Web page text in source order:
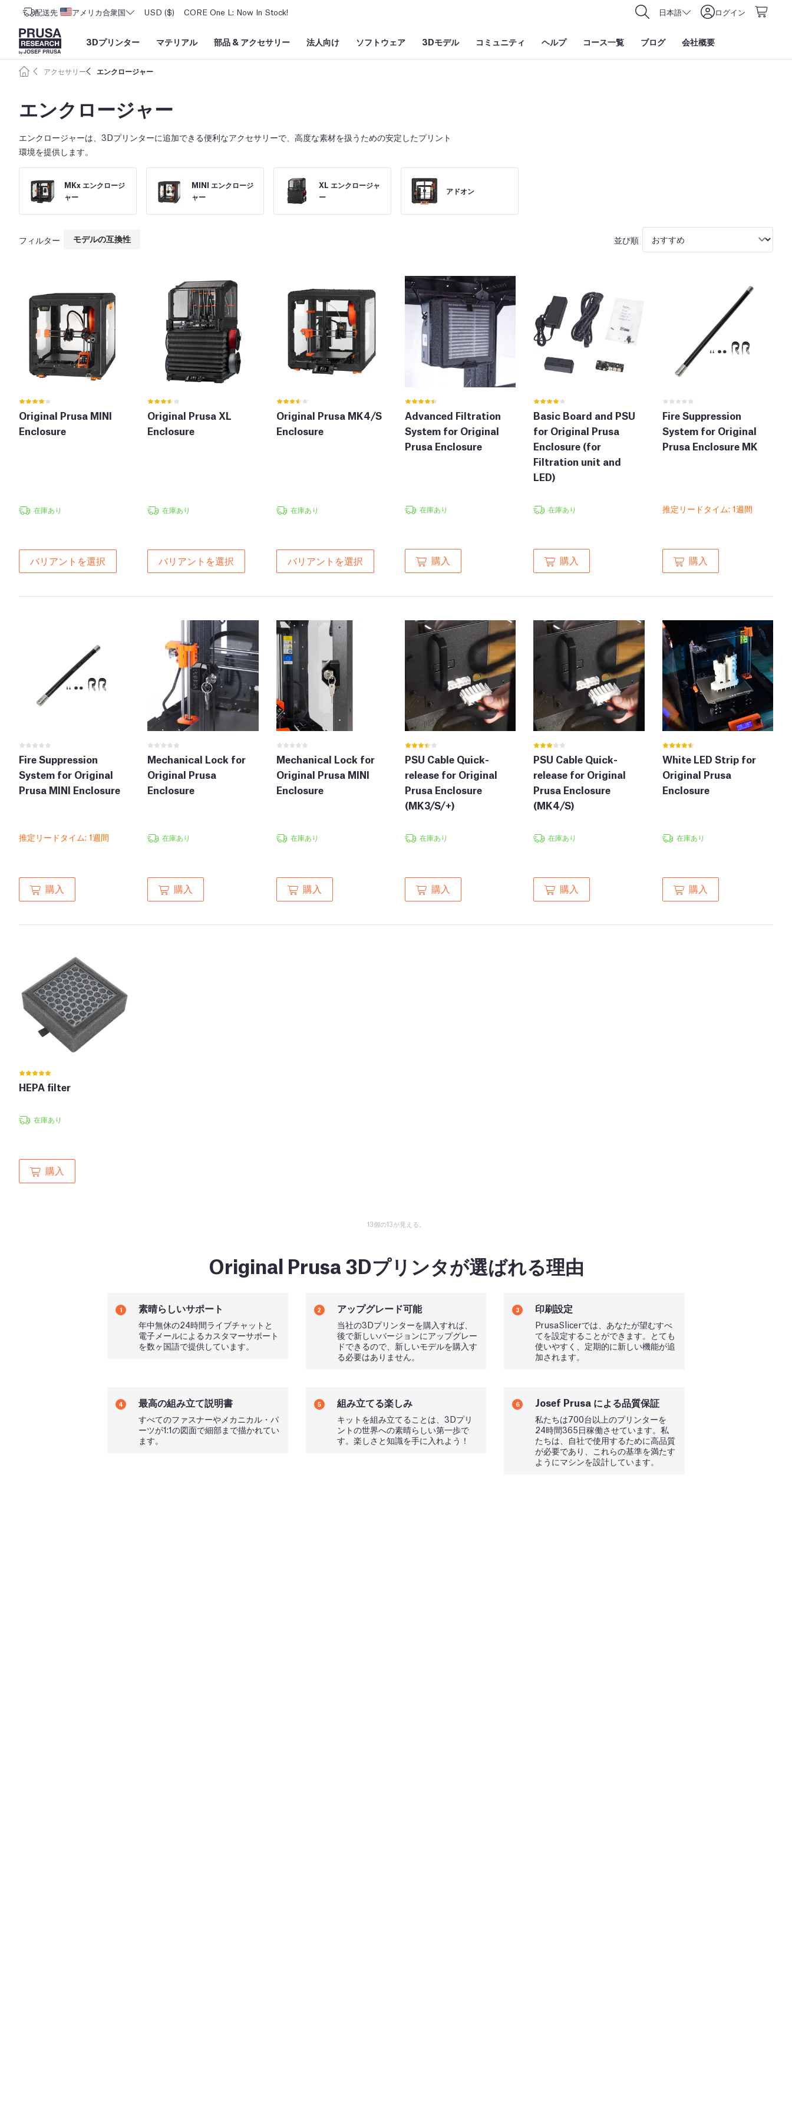
配送先 アメリカ合衆国 USD ($) CORE One L: Now In Stock! 日本語 ログイン
3Dプリンター マテリアル 部品 & アクセサリー 法人向け ソフトウェア 3Dモデル コミュニティ ヘルプ コース一覧 ブログ 会社概要
アクセサリー エンクロージャー
エンクロージャー
エンクロージャーは、3Dプリンターに追加できる便利なアクセサリーで、高度な素材を扱うための安定したプリント
環境を提供します。
MKx エンクロージ
ャー
MINI エンクロージ
ャー
XL エンクロージャ
ー
アドオン
フィルター モデルの互換性 並び順
Original Prusa MINI
Enclosure
在庫あり
バリアントを選択
Original Prusa XL
Enclosure
在庫あり
バリアントを選択
Original Prusa MK4/S
Enclosure
在庫あり
バリアントを選択
Advanced Filtration
System for Original
Prusa Enclosure
在庫あり
購入
Basic Board and PSU
for Original Prusa
Enclosure (for
Filtration unit and
LED)
在庫あり
購入
Fire Suppression
System for Original
Prusa Enclosure MK
推定リードタイム: 1週間
購入
Fire Suppression
System for Original
Prusa MINI Enclosure
推定リードタイム: 1週間
購入
Mechanical Lock for
Original Prusa
Enclosure
在庫あり
購入
Mechanical Lock for
Original Prusa MINI
Enclosure
在庫あり
購入
PSU Cable Quick-
release for Original
Prusa Enclosure
(MK3/S/+)
在庫あり
購入
PSU Cable Quick-
release for Original
Prusa Enclosure
(MK4/S)
在庫あり
購入
White LED Strip for
Original Prusa
Enclosure
在庫あり
購入
HEPA filter
在庫あり
購入
13個の13が見える。
Original Prusa 3Dプリンタが選ばれる理由
1 素晴らしいサポート
年中無休の24時間ライブチャットと
電子メールによるカスタマーサポート
を数ヶ国語で提供しています。
2 アップグレード可能
当社の3Dプリンターを購入すれば、
後で新しいバージョンにアップグレー
ドできるので、新しいモデルを購入す
る必要はありません。
3 印刷設定
PrusaSlicerでは、あなたが望むすべ
てを設定することができます。とても
使いやすく、定期的に新しい機能が追
加されます。
4 最高の組み立て説明書
すべてのファスナーやメカニカル・パ
ーツが1:1の図面で細部まで描かれてい
ます。
5 組み立てる楽しみ
キットを組み立てることは、3Dプリ
ントの世界への素晴らしい第一歩で
す。楽しさと知識を手に入れよう！
6 Josef Prusa による品質保証
私たちは700台以上のプリンターを
24時間365日稼働させています。私
たちは、自社で使用するために高品質
が必要であり、これらの基準を満たす
ようにマシンを設計しています。